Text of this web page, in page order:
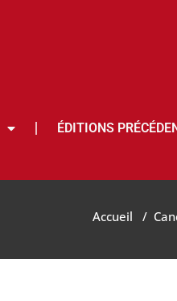
ÉDITIONS
Accueil /